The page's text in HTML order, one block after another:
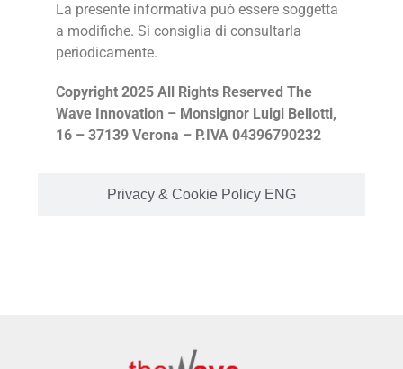
Privacy & Cookie Policy ENG
La presente informativa può essere soggetta
a modifiche. Si consiglia di consultarla
periodicamente.
Copyright 2025 All Rights Reserved The
Wave Innovation – Monsignor Luigi Bellotti,
16 – 37139 Verona – P.IVA 04396790232